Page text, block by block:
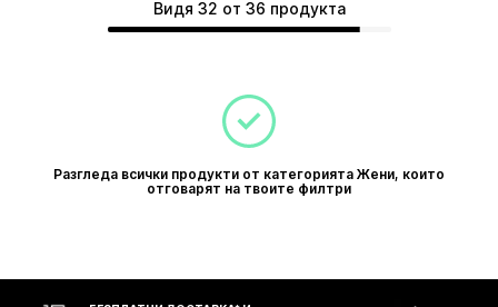
Видя 32 от 36 продукта
Разгледа всички продукти от категорията Жени, които
отговарят на твоите филтри